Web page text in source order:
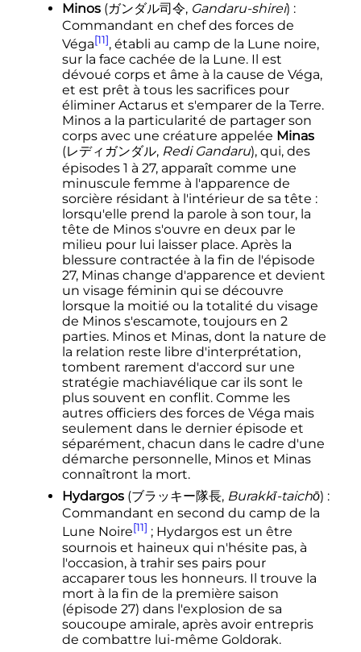
Minos (ガンダル司令, Gandaru-shirei) :
Commandant en chef des forces de
Véga[11], établi au camp de la Lune noire,
sur la face cachée de la Lune. Il est
dévoué corps et âme à la cause de Véga,
et est prêt à tous les sacrifices pour
éliminer Actarus et s'emparer de la Terre.
Minos a la particularité de partager son
corps avec une créature appelée Minas
(レディガンダル, Redi Gandaru), qui, des
épisodes 1 à 27, apparaît comme une
minuscule femme à l'apparence de
sorcière résidant à l'intérieur de sa tête :
lorsqu'elle prend la parole à son tour, la
tête de Minos s'ouvre en deux par le
milieu pour lui laisser place. Après la
blessure contractée à la fin de l'épisode
27, Minas change d'apparence et devient
un visage féminin qui se découvre
lorsque la moitié ou la totalité du visage
de Minos s'escamote, toujours en 2
parties. Minos et Minas, dont la nature de
la relation reste libre d'interprétation,
tombent rarement d'accord sur une
stratégie machiavélique car ils sont le
plus souvent en conflit. Comme les
autres officiers des forces de Véga mais
seulement dans le dernier épisode et
séparément, chacun dans le cadre d'une
démarche personnelle, Minos et Minas
connaîtront la mort.
Hydargos (ブラッキー隊長, Burakkī-taichō) :
Commandant en second du camp de la
Lune Noire[11] ; Hydargos est un être
sournois et haineux qui n'hésite pas, à
l'occasion, à trahir ses pairs pour
accaparer tous les honneurs. Il trouve la
mort à la fin de la première saison
(épisode 27) dans l'explosion de sa
soucoupe amirale, après avoir entrepris
de combattre lui-même Goldorak.